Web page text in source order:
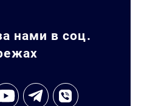
нами в соц.